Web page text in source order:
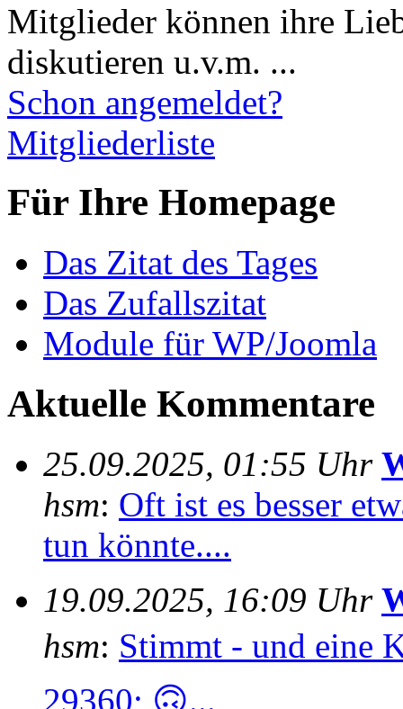
Mitglieder können ihre
diskutieren u.v.m. ...
Schon angemeldet?
Mitgliederliste
Für Ihre Homepage
Das Zitat des Tages
Das Zufallszitat
Module für WP/Joomla
Aktuelle Kommentare
25.09.2025, 01:55 Uhr
hsm: Oft ist es besser
tun könnte....
19.09.2025, 16:09 Uhr
hsm: Stimmt - und eine
29360; 🙃...